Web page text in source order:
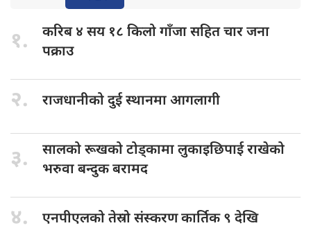
१. करिब ४ सय १८ किलो गाँजा सहित चार जना
पक्राउ
२. राजधानीको दुईस्थानमा आगलागी
३. सालको रूखकोटोड्कामा लुकाइछिपाई राखेको
भरुवा बन्दुक बरामद
४. एनपीएलको तेस्रोसंस्करण कार्तिक ९ देखि